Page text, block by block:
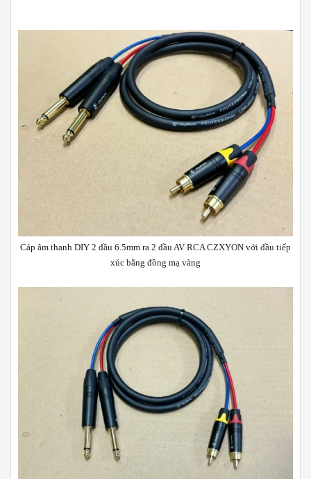
Cáp âm thanh DIY 2 đầu 6.5mm ra 2 đầu AV RCA CZXYON với đầu tiếp
xúc bằng đồng mạ vàng